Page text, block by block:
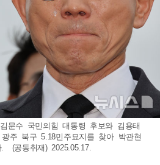
문수 국민의힘 대통령 후보와 김용태
주 북구 5.18민주묘지를 찾아 박관현
(공동취재) 2025.05.17.